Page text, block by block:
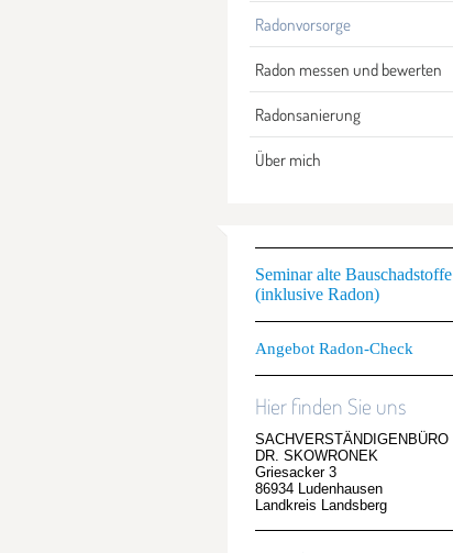
Radonvorsorge
Radon messen und bewerten
Radonsanierung
Über mich
Seminar alte Bauschadstoffe
(inklusive Radon)
Angebot Radon-Check
Hier finden Sie uns
SACHVERSTÄNDIGENBÜRO
DR. SKOWRONEK
Griesacker 3
86934 Ludenhausen
Landkreis Landsberg